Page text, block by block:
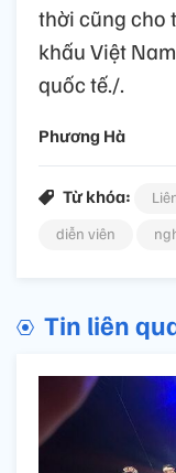
thời cũng cho
khấu Việt
quốc tế./.
Phương Hà
Từ khóa:
diễn viên
Tin liên